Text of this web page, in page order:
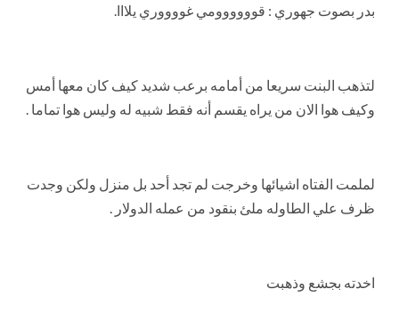
بدر بصوت جهوري : قوووووومي غووووري يلااا.
لتذهب البنت سريعا من أمامه برعب شديد كيف كان معها أمس
وكيف هوا الان من يراه يقسم أنه فقط شبيه له وليس هوا تماما .
لملمت الفتاه اشيائها وخرجت لم تجد أحد بل منزل ولكن وجدت
ظرف علي الطاوله ملئ بنقود من عمله الدولار .
اخدته بجشع وذهبت